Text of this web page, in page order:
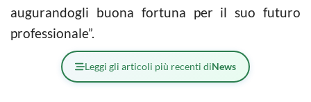
augurandogli buona fortuna per il suo futuro
professionale”.
Leggi gli articoli più recenti diNews